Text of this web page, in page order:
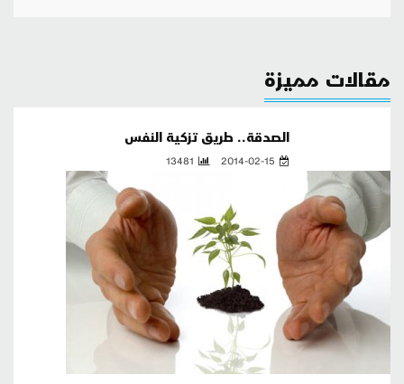
مقالات مميزة
الصدقة.. طريق تزكية النفس
2014-02-15
13481